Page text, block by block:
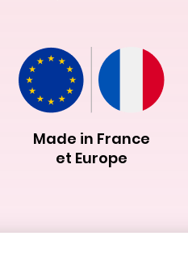
Made in France
et Europe